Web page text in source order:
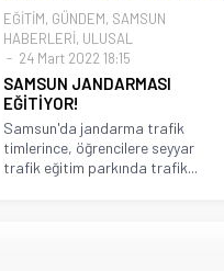
EĞİTİM, GÜNDEM, SAMSUN
HABERLERİ, ULUSAL
24 Mart 2022 18:15
SAMSUN JANDARMASI
EĞİTİYOR!
Samsun'da jandarma trafik
timlerince, öğrencilere seyyar
trafik eğitim parkında trafik...